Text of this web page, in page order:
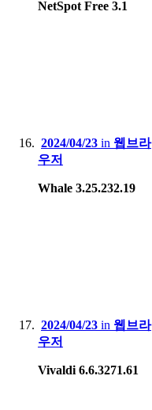
NetSpot Free 3.1
2024/04/23 in 웹브라
우저
Whale 3.25.232.19
2024/04/23 in 웹브라
우저
Vivaldi 6.6.3271.61